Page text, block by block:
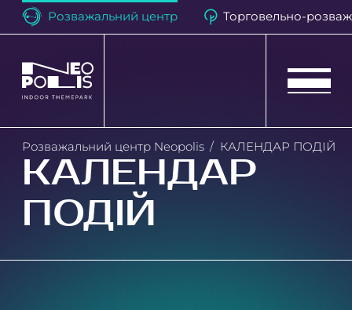
Торговельно-
Розважальний центр
Neopolis
День народження
Календар подій
Розважальні атракціони
Розважальний центр Neopolis КАЛЕНДАР ПОДІЙ
КАЛЕНДАР
ПОДІЙ